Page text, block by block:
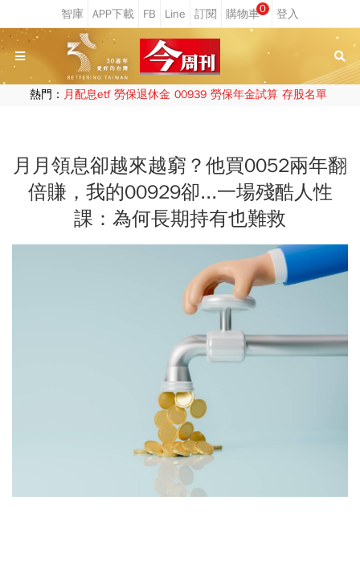
0
熱門： 月配息etf 勞保退休金 00939 勞保年金試算 存股名單
月月領息卻越來越窮？他買0052兩年翻
倍賺，我的00929卻...一場殘酷人性
課：為何長期持有也難救